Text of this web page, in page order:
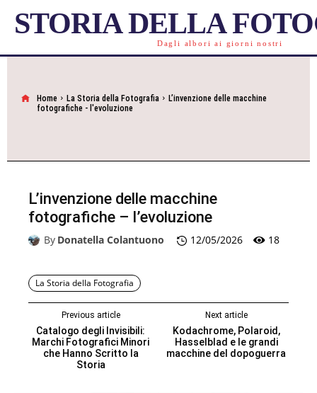
STORIA DELLA
Dagli albori ai giorni nostri
Home La Storia della Fotografia
L’invenzione delle macchine
fotografiche - l'evoluzione
L’invenzione delle macchine
fotografiche – l’evoluzione
By Donatella Colantuono 12/05/2026 18
La Storia della Fotografia
Previous article
Catalogo degli Invisibili:
Marchi Fotografici Minori
che Hanno Scritto la
Storia
Next article
Kodachrome, Polaroid,
Hasselblad e le grandi
macchine del dopoguerra